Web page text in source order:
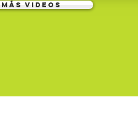
más videos